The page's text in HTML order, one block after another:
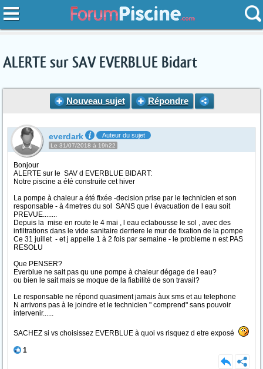
ALERTE sur SAV EVERBLUE Bidart
Nouveau sujet Répondre
everdark Auteur du sujet
Le 31/07/2018 à 19h22
Bonjour
ALERTE sur le SAV d EVERBLUE BIDART:
Notre piscine a été construite cet hiver
La pompe à chaleur a été fixée -decision prise par le technicien et son
responsable - à 4metres du sol SANS que l évacuation de l eau soit
PREVUE........
Depuis la mise en route le 4 mai , l eau eclabousse le sol , avec des
infiltrations dans le vide sanitaire derriere le mur de fixation de la pompe
Ce 31 juillet - et j appelle 1 à 2 fois par semaine - le probleme n est PAS
RESOLU
Que PENSER?
Everblue ne sait pas qu une pompe à chaleur dégage de l eau?
ou bien le sait mais se moque de la fiabilité de son travail?
Le responsable ne répond quasiment jamais àux sms et au telephone
N arrivons pas à le joindre et le technicien " comprend" sans pouvoir
intervenir......
SACHEZ si vs choisissez EVERBLUE à quoi vs risquez d etre exposé
1